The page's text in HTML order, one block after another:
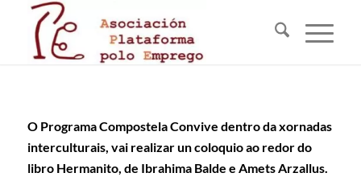
O Programa Compostela Convive dentro da xornadas
interculturais, vai realizar un coloquio ao redor do
libro Hermanito, de Ibrahima Balde e Amets Arzallus.